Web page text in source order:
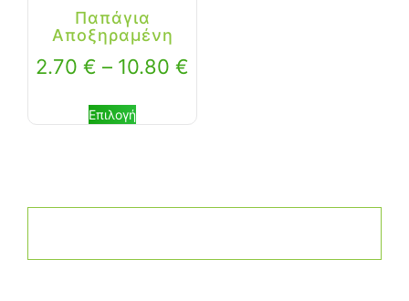
Παπάγια
Αποξηραμένη
2.70€ – 10.80€
Επιλογή